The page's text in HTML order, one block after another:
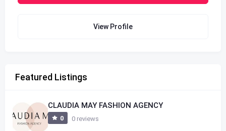
View Profile
Featured Listings
CLAUDIA MAY FASHION AGENCY
0 0 reviews